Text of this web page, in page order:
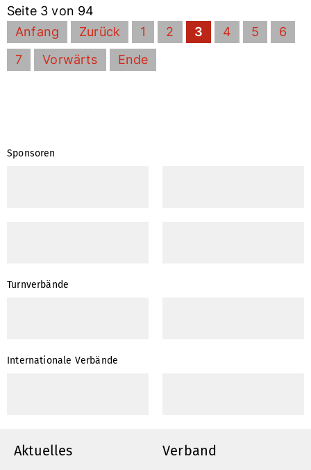
Seite 3 von 94
Anfang
Zurück 1 2 3 4 5
6
7
Vorwärts Ende
Sponsoren
Turnverbände
Internationale Verbände
Aktuelles Verband